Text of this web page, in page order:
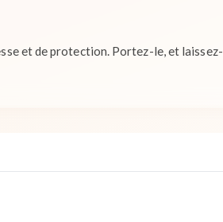
et de protection. Portez-le, et